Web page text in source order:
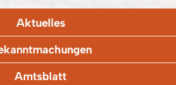
Aktuelles
Amtsblatt